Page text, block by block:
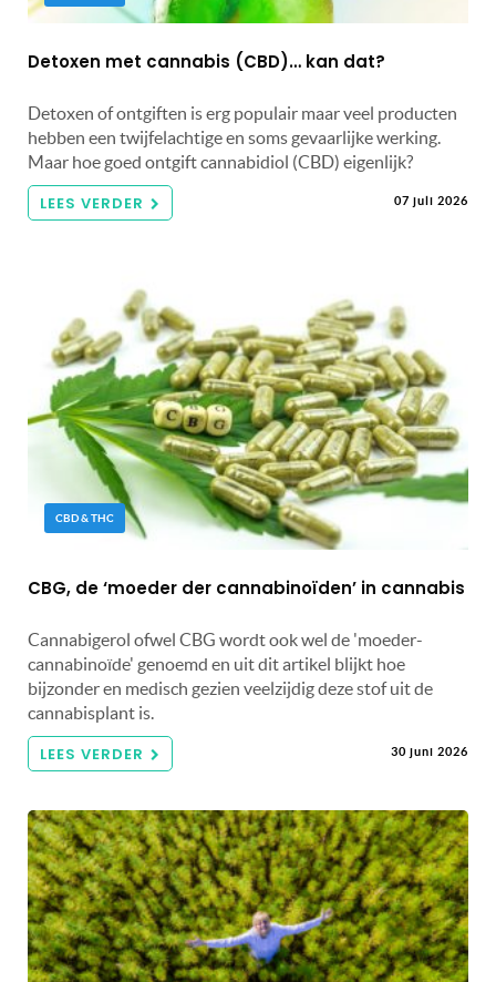
Detoxen met cannabis (CBD)… kan dat?
Detoxen of ontgiften is erg populair maar veel producten
hebben een twijfelachtige en soms gevaarlijke werking.
Maar hoe goed ontgift cannabidiol (CBD) eigenlijk?
LEES VERDER 07 juli 2026
CBD & THC
CBG, de ‘moeder der cannabinoïden’ in cannabis
Cannabigerol ofwel CBG wordt ook wel de 'moeder-
cannabinoïde' genoemd en uit dit artikel blijkt hoe
bijzonder en medisch gezien veelzijdig deze stof uit de
cannabisplant is.
LEES VERDER 30 juni 2026